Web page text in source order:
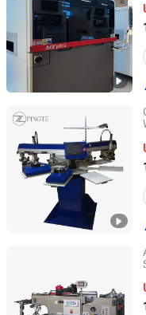
Guangdong, China
Qingdao Pingte
Shandong, China
Zhejiang Jinbao
Zhejiang, China